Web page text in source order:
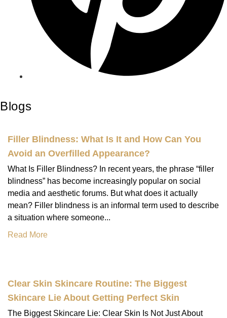
Blogs
Filler Blindness: What Is It and How Can You
Avoid an Overfilled Appearance?
What Is Filler Blindness? In recent years, the phrase “filler
blindness” has become increasingly popular on social
media and aesthetic forums. But what does it actually
mean? Filler blindness is an informal term used to describe
a situation where someone...
Read More
Clear Skin Skincare Routine: The Biggest
Skincare Lie About Getting Perfect Skin
The Biggest Skincare Lie: Clear Skin Is Not Just About